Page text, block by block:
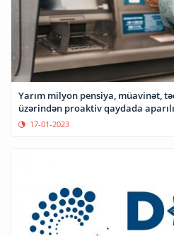
Yarım milyon pensiya, müavinət, təqaüd
üzərindən proaktiv qaydada
17-01-2023